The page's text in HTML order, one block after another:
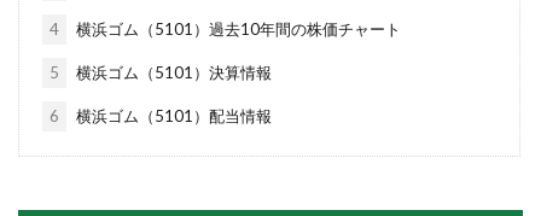
4 横浜ゴム（5101）過去10年間の株価チャート
5 横浜ゴム（5101）決算情報
6 横浜ゴム（5101）配当情報